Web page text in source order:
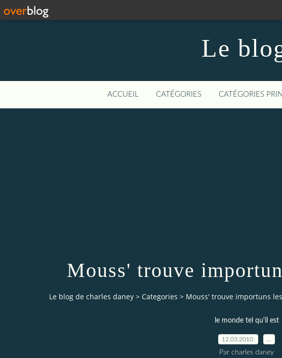
Le
ACCUEIL CATÉGORIES CATÉGORIES
Mouss' trouve
Le blog de charles daney > Categories > Mouss' trouve importuns
le monde tel qu'il est
12.03.2010
Par charles daney